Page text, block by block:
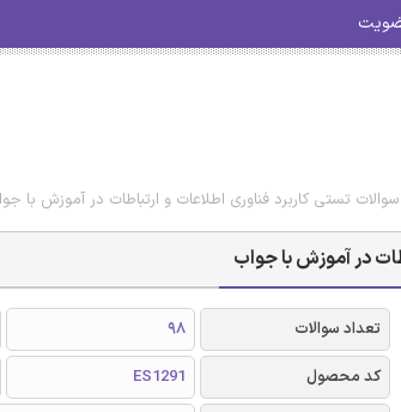
سوالات تستی کاربرد فناوری اطلاعات و ارتباطات در آموزش با
در آموزش با جواب
تعداد سوالات 98
کد محصول
ES1291